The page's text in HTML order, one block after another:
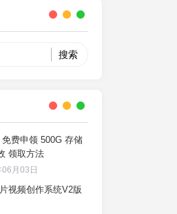
费申领 500G 存储
领取方法
月03日
视频创作系统V2版